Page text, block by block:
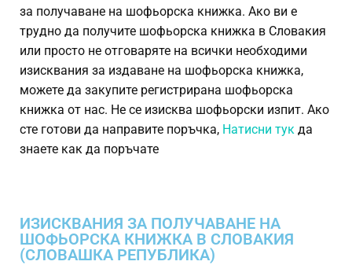
за получаване на шофьорска книжка. Ако ви е
трудно да получите шофьорска книжка в Словакия
или просто не отговаряте на всички необходими
изисквания за издаване на шофьорска книжка,
можете да закупите регистрирана шофьорска
книжка от нас. Не се изисква шофьорски изпит. Ако
сте готови да направите поръчка, Натисни тук да
знаете как да поръчате
ИЗИСКВАНИЯ ЗА ПОЛУЧАВАНЕ НА
ШОФЬОРСКА КНИЖКА В СЛОВАКИЯ
(СЛОВАШКА РЕПУБЛИКА)